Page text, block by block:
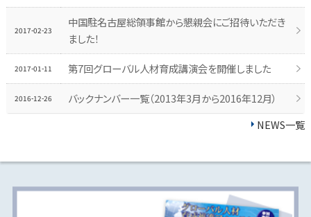
2017-02-23
中国駐名古屋総領事館から懇親会にご招待いただき
ました！
2017-01-11 第7回グローバル人材育成講演会を開催しました
2016-12-26
バックナンバー一覧（2013年3月から2016年12月）
NEWS一覧